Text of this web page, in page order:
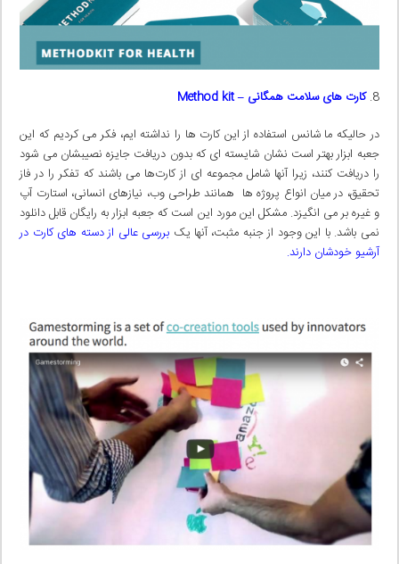
کارت های سلامت همگانی–
Method kit
در حالیکه ما شانس استفاده از این کارت ها را نداشته ایم، فکر می کردیم که این
جعبه ابزار بهتر است نشان شایسته ای که بدون دریافت جایزه نصیبشان می شود
را دریافت کنند، زیرا آنها شامل مجموعه ای از کارت‌ها می باشند که تفکر را در فاز
تحقیق، در میان انواع پروژه ها همانند طراحی وب، نیازهای انسانی، استارت آپ
و غیره بر می انگیزد. مشکل این مورد این است که جعبه ابزار به رایگان قابل دانلود
نمی باشد. با این وجود از جنبه مثبت، آنها یک بررسی عالی از دسته های کارت در
آرشیو خودشان دارند.